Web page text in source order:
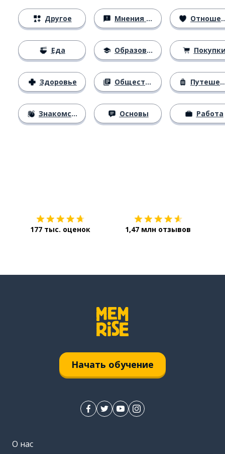
Другое
Еда
Здоровье
Знакомство
Мнения и убеждения
Образование
Общество
Основы
Отношения
Путешествия
Работа
177 тыс. оценок 1,47 млн отзывов
Начать обучение
О нас